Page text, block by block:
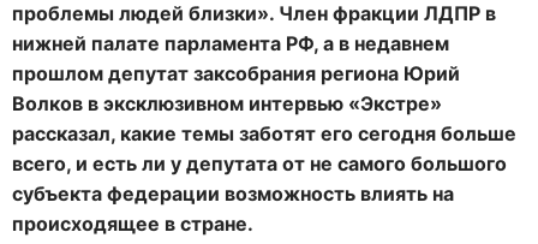
проблемы людей близки». Член фракции ЛДПР в
нижней палате парламента РФ, а в недавнем
прошлом депутат заксобрания региона Юрий
Волков в эксклюзивном интервью «Экстре»
рассказал, какие темы заботят его сегодня больше
всего, и есть ли у депутата от не самого большого
субъекта федерации возможность влиять на
происходящее в стране.